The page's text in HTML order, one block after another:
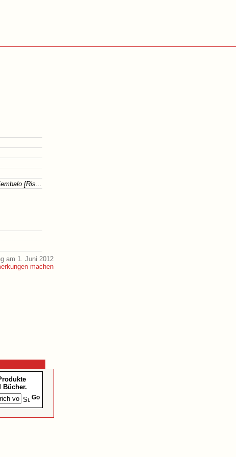
[Ris...
am 1. Juni 2012
Bücher.
Go